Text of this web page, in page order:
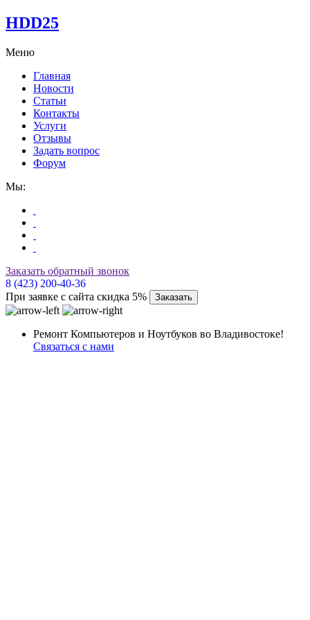
HDD25
Меню
Главная
Новости
Статьи
Контакты
Услуги
Отзывы
Задать вопрос
Форум
Мы:
Заказать обратный звонок
8 (423) 200-40-36
При заявке с сайта скидка 5%
Заказать
Ремонт Компьютеров и Ноутбуков во Владивостоке!
Связаться с нами